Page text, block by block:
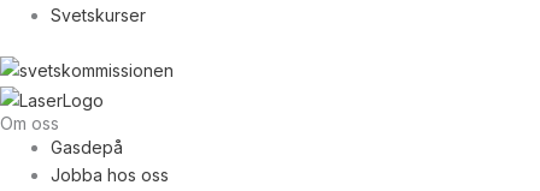
Svetskurser
Om oss
Gasdepå
Jobba hos oss